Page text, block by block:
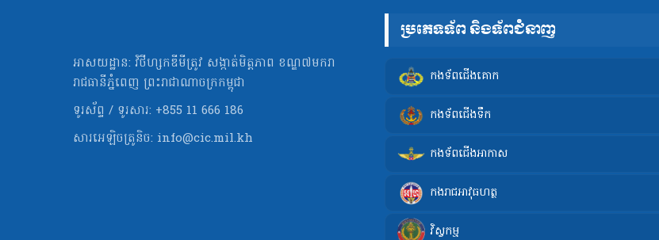
អាសយដ្ឋាន: វិថីហ្សកឌីមីត្រូវ សង្កាត់មិត្ដភាព ខណ្ឌ៧មករា
រាជធានីភ្នំពេញ ព្រះរាជាណាចក្រកម្ពុជា
ទូរស័ព្ទ / ទូរសារ: +855 11 666 186
សារអេឡិចត្រូនិច: info@cic.mil.kh
ប្រភេទទ័ព និងទ័ពជំនាញ
កងទ័ពជើងគោក
កងទ័ពជើងទឹក
កងទ័ពជើងអាកាស
កងរាជអាវុធហត្ថ
វិស្វកម្ម